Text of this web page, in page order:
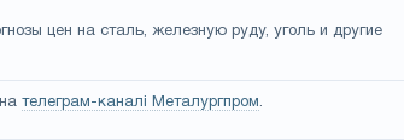
цен на сталь, железную руду, уголь и другие
телеграм-каналі Металургпром.